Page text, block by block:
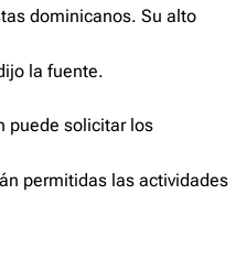
dominicanos. Su alto
la fuente.
puede solicitar los
permitidas las actividades